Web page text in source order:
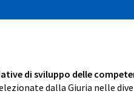
di sviluppo delle
dalla Giuria nelle